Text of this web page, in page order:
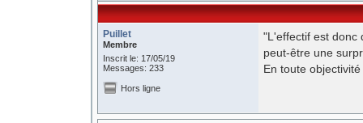
Puillet
Membre
Inscrit le: 17/05/19
Messages: 233
"L'effectif est donc
peut-être une
En toute
Hors ligne